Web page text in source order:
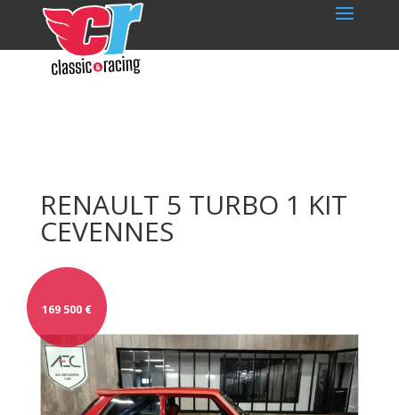
RENAULT 5 TURBO 1 KIT
CEVENNES
169 500€